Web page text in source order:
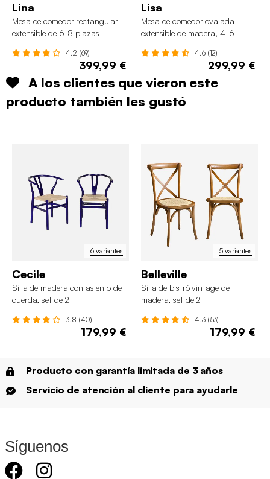
Lina
Mesa de comedor rectangular
extensible de 6-8 plazas
4.2 (69)
399,99 €
Lisa
Mesa de comedor ovalada
extensible de madera, 4-6
4.6 (12)
299,99 €
A los clientes que vieron este
producto también les gustó
6 variantes
Cecile
Silla de madera con asiento de
cuerda, set de 2
3.8 (40)
179,99 €
5 variantes
Belleville
Silla de bistró vintage de
madera, set de 2
4.3 (53)
179,99 €
Producto con garantía limitada de 3 años
Servicio de atención al cliente para ayudarle
Síguenos